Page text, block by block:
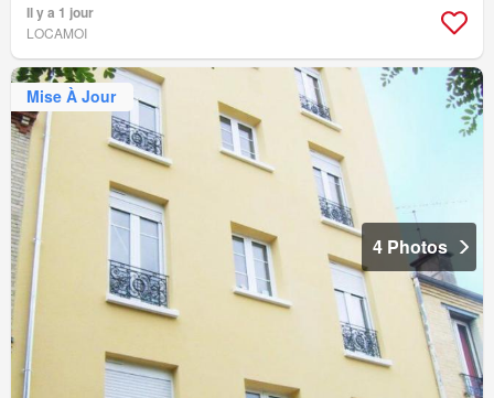
Il y a 1 jour
LOCAMOI
Mise À Jour
4 Photos